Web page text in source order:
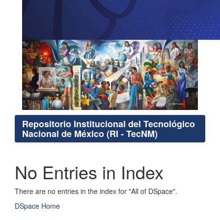
Repositorio Institucional del Tecnológico
Nacional de México (RI - TecNM)
No Entries in Index
There are no entries in the index for "All of DSpace".
DSpace Home